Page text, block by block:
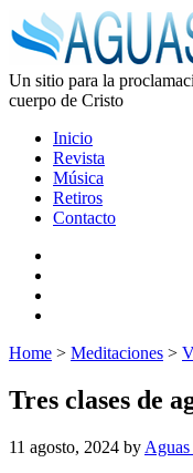
Un sitio para la
cuerpo de Cristo
Inicio
Revista
Música
Retiros
Contacto
Home > Meditaciones >
Tres clases de
11 agosto, 2024 by